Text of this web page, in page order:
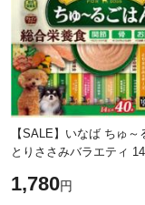
【SALE】いなば ちゅ～
とりささみバラエティ
1,780円